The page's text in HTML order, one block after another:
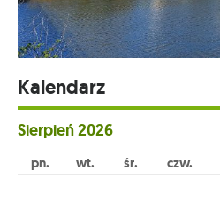
Kalendarz
Sierpień2026
pn wt śr czw